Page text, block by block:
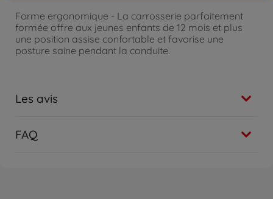
Forme ergonomique - La carrosserie parfaitement
formée offre aux jeunes enfants de 12 mois et plus
une position assise confortable et favorise une
posture saine pendant la conduite.
Les avis
FAQ